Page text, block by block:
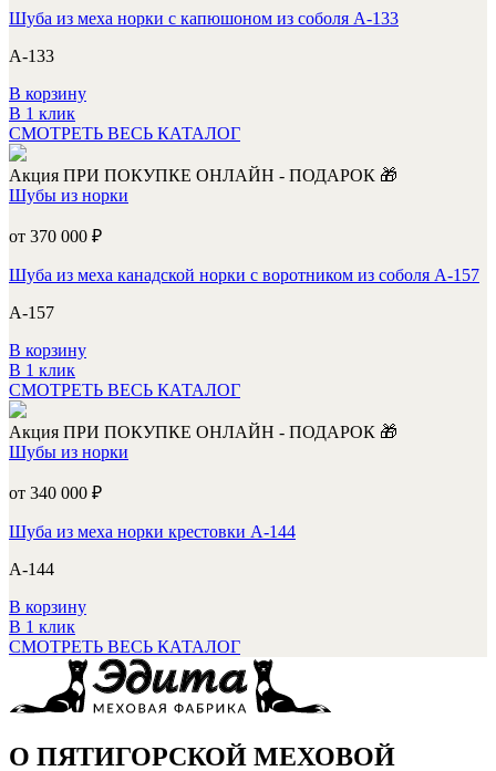
Шуба из меха норки с капюшоном из соболя А-133
А-133
В корзину
В 1 клик
СМОТРЕТЬ ВЕСЬ КАТАЛОГ
Акция ПРИ ПОКУПКЕ ОНЛАЙН - ПОДАРОК 🎁
Шубы из норки
от 370 000 ₽
Шуба из меха канадской норки с воротником из соболя А-157
А-157
В корзину
В 1 клик
СМОТРЕТЬ ВЕСЬ КАТАЛОГ
Акция ПРИ ПОКУПКЕ ОНЛАЙН - ПОДАРОК 🎁
Шубы из норки
от 340 000 ₽
Шуба из меха норки крестовки А-144
А-144
В корзину
В 1 клик
СМОТРЕТЬ ВЕСЬ КАТАЛОГ
О ПЯТИГОРСКОЙ МЕХОВОЙ